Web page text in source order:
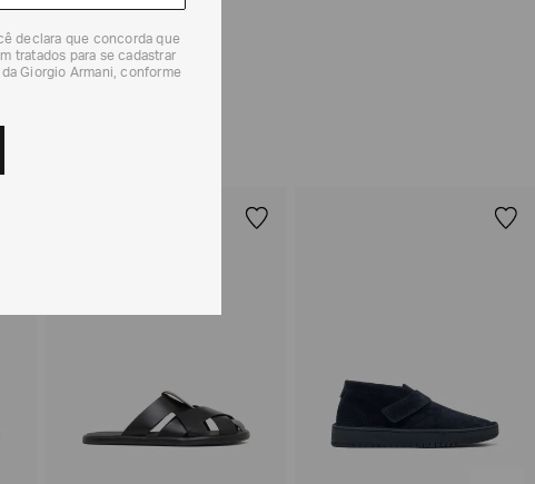
de produtos, o prazo é de até 7 (sete) dias corridos,
dos Produtos. E a troca pode ser feita em até 30
a partir do seu recebimento sem custos adicionais.
e Devoluções
declara que concorda que
tratados para se cadastrar
Giorgio Armani, conforme